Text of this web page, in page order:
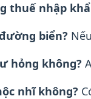
thuế nhập
biển?
hỏng không?
nhĩ không?